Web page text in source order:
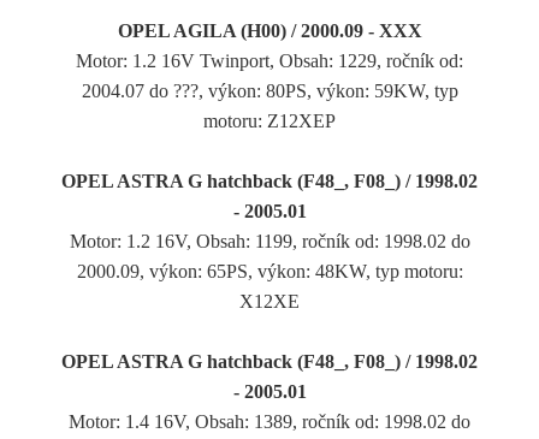
OPEL AGILA (H00) / 2000.09 - XXX
Motor: 1.2 16V Twinport, Obsah: 1229, ročník od:
2004.07 do ???, výkon: 80PS, výkon: 59KW, typ
motoru: Z12XEP
OPEL ASTRA G hatchback (F48_, F08_) / 1998.02
- 2005.01
Motor: 1.2 16V, Obsah: 1199, ročník od: 1998.02 do
2000.09, výkon: 65PS, výkon: 48KW, typ motoru:
X12XE
OPEL ASTRA G hatchback (F48_, F08_) / 1998.02
- 2005.01
Motor: 1.4 16V, Obsah: 1389, ročník od: 1998.02 do